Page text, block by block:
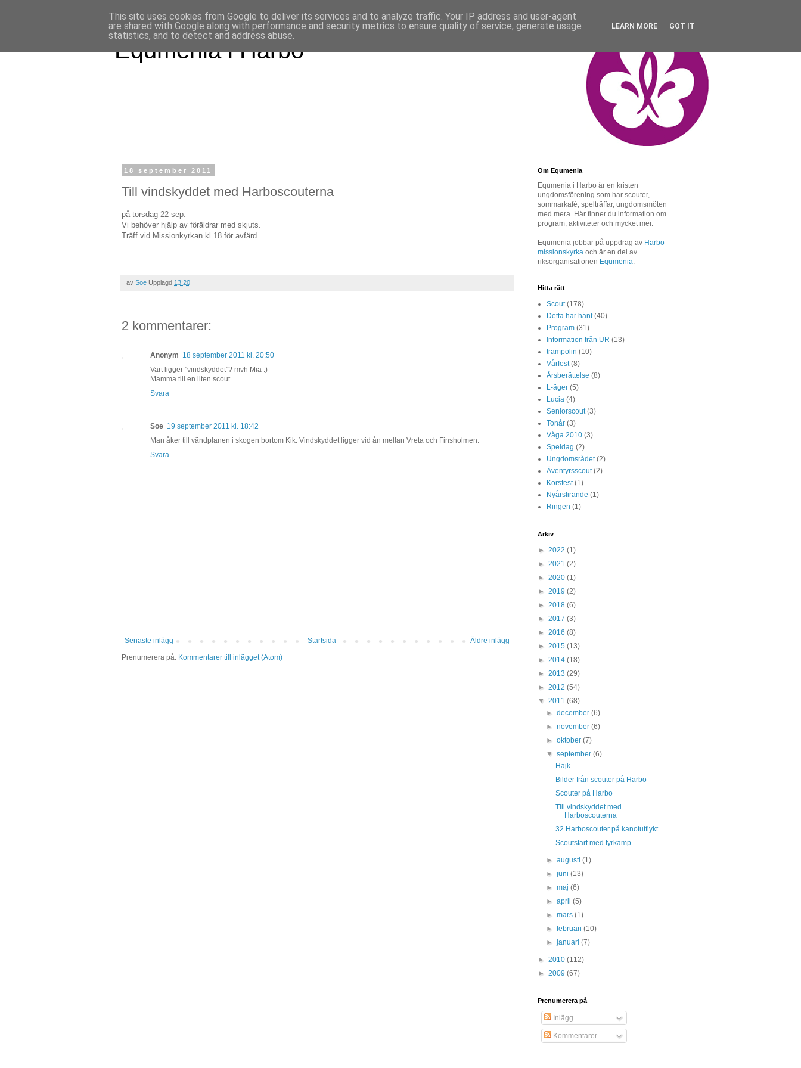
Equmenia i Harbo
18 september 2011
Till vindskyddet med Harboscouterna
på torsdag 22 sep.
Vi behöver hjälp av föräldrar med skjuts.
Träff vid Missionkyrkan kl 18 för avfärd.
av Soe Upplagd 13:20
2 kommentarer:
Anonym 18 september 2011 kl. 20:50
Vart ligger "vindskyddet"? mvh Mia :)
Mamma till en liten scout
Svara
Soe 19 september 2011 kl. 18:42
Man åker till vändplanen i skogen bortom Kik. Vindskyddet ligger vid ån mellan Vreta och Finsholmen.
Svara
Senaste inlägg Äldre inlägg
Startsida
Prenumerera på: Kommentarer till inlägget (Atom)
Om Equmenia
Equmenia i Harbo är en kristen
ungdomsförening som har scouter,
sommarkafé, spelträffar, ungdomsmöten
med mera. Här finner du information om
program, aktiviteter och mycket mer.
Equmenia jobbar på uppdrag av Harbo
missionskyrka och är en del av
riksorganisationen Equmenia.
Hitta rätt
Scout (178)
Detta har hänt (40)
Program (31)
Information från UR (13)
trampolin (10)
Vårfest (8)
Årsberättelse (8)
L-äger (5)
Lucia (4)
Seniorscout (3)
Tonår (3)
Våga 2010 (3)
Speldag (2)
Ungdomsrådet (2)
Äventyrsscout (2)
Korsfest (1)
Nyårsfirande (1)
Ringen (1)
Arkiv
► 2022 (1)
► 2021 (2)
► 2020 (1)
► 2019 (2)
► 2018 (6)
► 2017 (3)
► 2016 (8)
► 2015 (13)
► 2014 (18)
► 2013 (29)
► 2012 (54)
▼ 2011 (68)
►december(6)
►november(6)
►oktober(7)
▼september(6)
Hajk
Bilder från scouter på Harbo
Scouter på Harbo
Till vindskyddet med
Harboscouterna
32 Harboscouter på kanotutflykt
Scoutstart med fyrkamp
►augusti(1)
►juni(13)
►maj(6)
►april(5)
►mars(1)
►februari(10)
►januari(7)
► 2010 (112)
► 2009 (67)
Prenumerera på
Inlägg
Kommentarer
This site uses cookies from Google to deliver its services and to analyze traffic. Your IP address and user-agent
are shared with Google along with performance and security metrics to ensure quality of service, generate usage
statistics, and to detect and address abuse.
LEARN MORE GOT IT